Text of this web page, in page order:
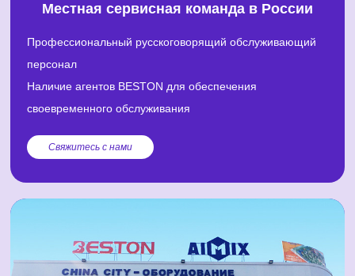
Местная сервисная команда в России
Профессиональный русскоговорящий обслуживающий
персонал
Наличие агентов BESTON для обеспечения
своевременного обслуживания
Свяжитесь с нами